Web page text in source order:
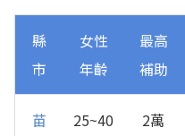
縣
市
女性
年齡
最高
補助
苗
25~40 2萬